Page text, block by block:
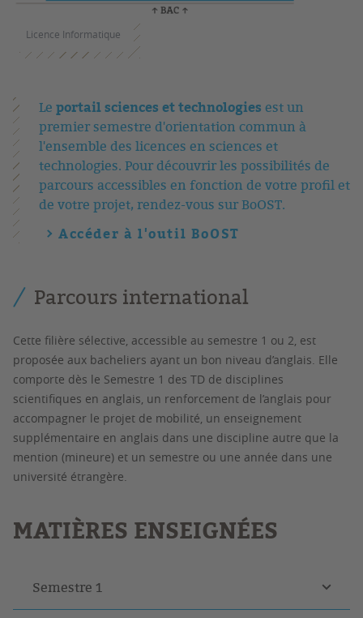
Licence Informatique
Le portail sciences et technologies est un
premier semestre d'orientation commun à
l'ensemble des licences en sciences et
technologies. Pour découvrir les possibilités de
parcours accessibles en fonction de votre profil et
de votre projet, rendez-vous sur BoOST.
Accéder à l'outil BoOST
Parcours international
Cette filière sélective, accessible au semestre 1 ou 2, est
proposée aux bacheliers ayant un bon niveau d’anglais. Elle
comporte dès le Semestre 1 des TD de disciplines
scientifiques en anglais, un renforcement de l’anglais pour
accompagner le projet de mobilité, un enseignement
supplémentaire en anglais dans une discipline autre que la
mention (mineure) et un semestre ou une année dans une
université étrangère.
MATIÈRES ENSEIGNÉES
Semestre 1